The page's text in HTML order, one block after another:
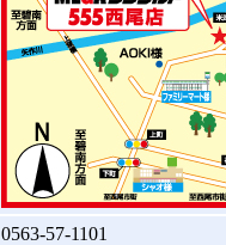
0563-57-1101